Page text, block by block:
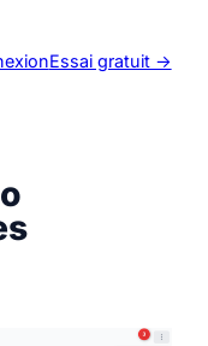
Essai gratuit ->